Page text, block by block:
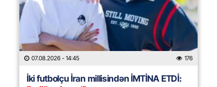
07.08.2026 - 14:45 176
İki futbolçu İran millisindən İMTİNA ETDİ: